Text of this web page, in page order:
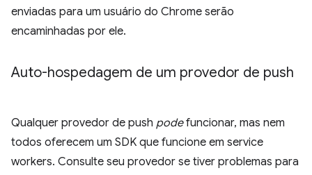
enviadas para um usuário do Chrome serão
encaminhadas por ele.
Auto-hospedagem de um provedor de push
Qualquer provedor de push podefuncionar, mas nem
todos oferecem um SDK que funcione em service
workers. Consulte seu provedor se tiver problemas para